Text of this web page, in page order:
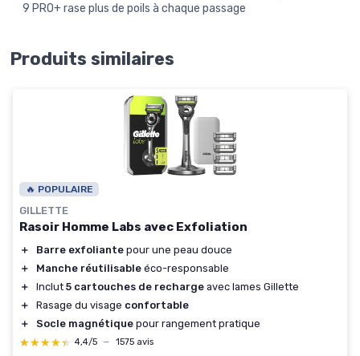
9 PRO+ rase plus de poils à chaque passage
Produits similaires
🔥 POPULAIRE
GILLETTE
Rasoir Homme Labs avec Exfoliation
＋ Barre exfoliante pour une peau douce
＋
Manche réutilisable éco-responsable
＋
Inclut 5 cartouches de recharge avec lames Gillette
＋
Rasage du visage confortable
＋
Socle magnétique pour rangement pratique
★★★★★
★★★★★ 4,4/5 — 1575 avis